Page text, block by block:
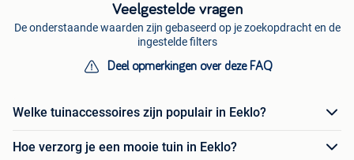
Veelgestelde vragen
De onderstaande waarden zijn gebaseerd op je zoekopdracht en de
ingestelde filters
Deel opmerkingen over deze FAQ
Welke tuinaccessoires zijn populair in Eeklo?
Hoe verzorg je een mooie tuin in Eeklo?